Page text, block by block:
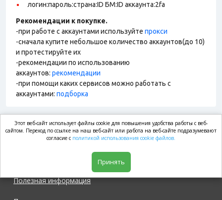
логин:пароль:страна:ID БМ:ID аккаунта:2fa
Рекомендации к покупке.
-при работе с аккаунтами используйте прокси
-сначала купите небольшое количество аккаунтов(до 10)
и протестируйте их
-рекомендации по использованию
аккаунтов: рекомендации
-при помощи каких сервисов можно работать с
аккаунтами: подборка
market.com
Полезная информация
Этот веб-сайт использует файлы cookie для повышения удобства работы с веб-
сайтом. Переход по ссылке на наш веб-сайт или работа на веб-сайте подразумевают
согласие с политикой использования cookie файлов.
Принять